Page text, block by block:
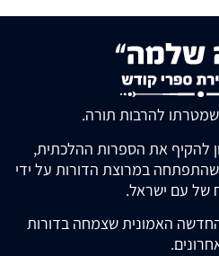
להרבות תורה.
להקיף את הספרות ההלכתית,
במרוצת הדורות על ידי
של עם ישראל.
האמונית שצמחה בדורות